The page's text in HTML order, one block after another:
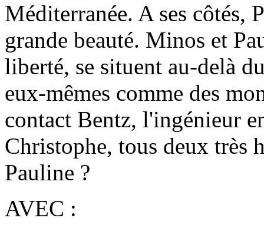
Méditerranée. A ses côtés,
grande beauté. Minos et
liberté, se situent au-delà
eux-mêmes comme des
contact Bentz, l'ingénieur
Christophe, tous deux très
Pauline ?
AVEC :